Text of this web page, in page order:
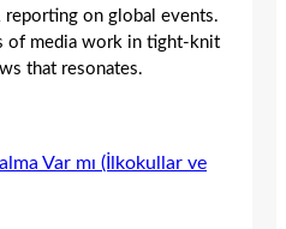
on global events.
of media work in tight-knit
that resonates.
Var mı (İlkokullar ve